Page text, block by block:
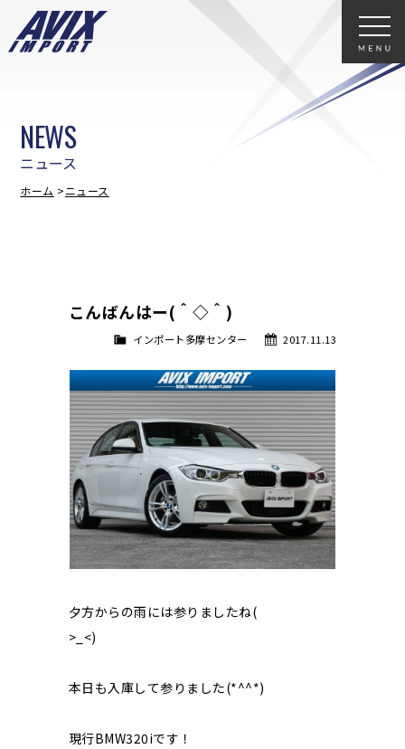
ニュース
NEWS
ホーム ニュース
こんばんはー(＾◇＾)
2017.11.13
インポート多摩センター
夕方からの雨には参りましたね(
>_<)
本日も入庫して参りました(*^^*)
現行BMW320iです！